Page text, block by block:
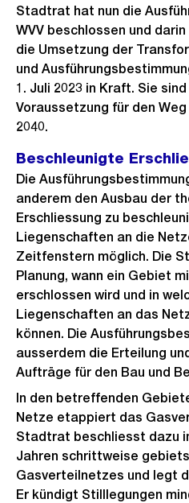
Stadtrat hat nun die
WVV beschlossen und
die Umsetzung der
und
1. Juli 2023 in Kraft. Sie
Voraussetzung für den
2040.
Beschleunigte
Die
anderem den Ausbau der
Erschliessung zu
Liegenschaften an die
Zeitfenstern möglich. Die
Planung, wann ein Gebiet
erschlossen wird und in
Liegenschaften an das
können. Die
ausserdem die Erteilung
Aufträge für den Bau und
In den betreffenden
Netze etappiert das
Stadtrat beschliesst dazu
Jahren schrittweise
Gasverteilnetzes und legt
Er kündigt Stilllegungen